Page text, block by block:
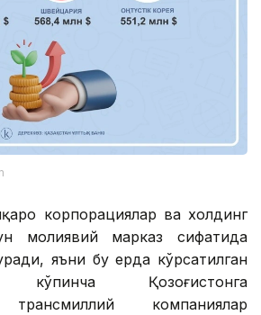
корпорациялар ва холдинг
молиявий марказ сифатида
яъни бу ерда кўрсатилган
кўпинча Қозоғистонга
трансмиллий компаниялар